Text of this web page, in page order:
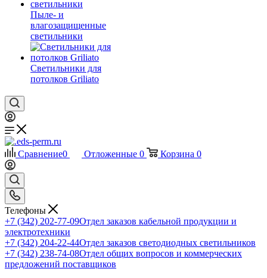
Пыле- и
влагозащищенные
светильники
Светильники для
потолков Griliato
Сравнение0 Отложенные 0 Корзина 0
Телефоны
+7 (342) 202-77-09Отдел заказов кабельной продукции и
электротехники
+7 (342) 204-22-44Отдел заказов светодиодных светильников
+7 (342) 238-74-08Отдел общих вопросов и коммерческих
предложений поставщиков